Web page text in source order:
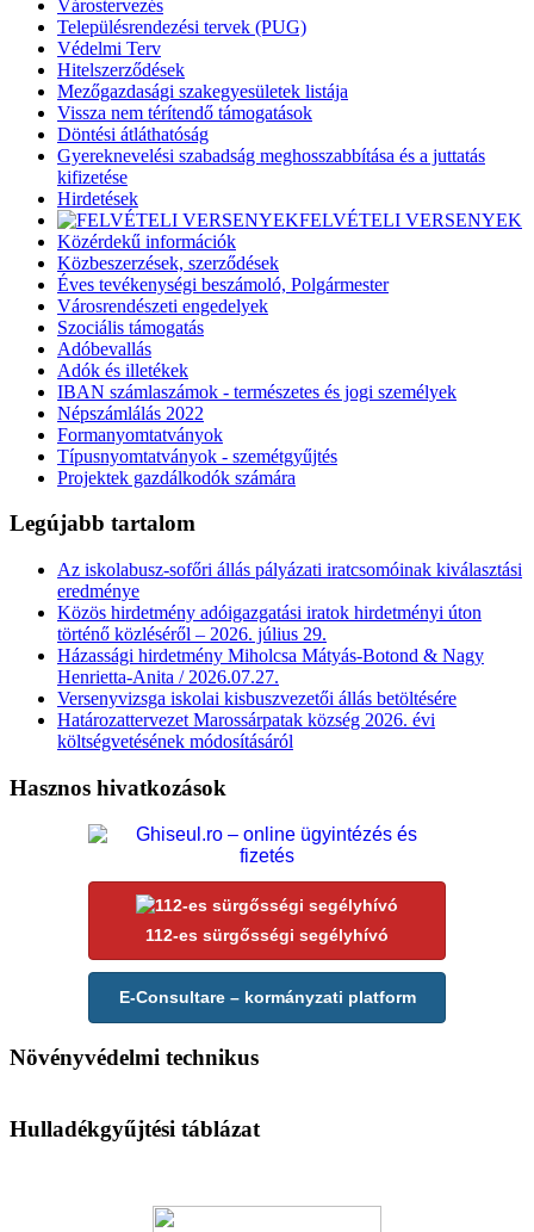
Várostervezés
Településrendezési tervek (PUG)
Védelmi Terv
Hitelszerződések
Mezőgazdasági szakegyesületek listája
Vissza nem térítendő támogatások
Döntési átláthatóság
Gyereknevelési szabadság meghosszabbítása és a juttatás
kifizetése
Hirdetések
FELVÉTELI VERSENYEK
Közérdekű információk
Közbeszerzések, szerződések
Éves tevékenységi beszámoló, Polgármester
Városrendészeti engedelyek
Szociális támogatás
Adóbevallás
Adók és illetékek
IBAN számlaszámok - természetes és jogi személyek
Népszámlálás 2022
Formanyomtatványok
Típusnyomtatványok - szemétgyűjtés
Projektek gazdálkodók számára
Legújabb tartalom
Az iskolabusz-sofőri állás pályázati iratcsomóinak kiválasztási
eredménye
Közös hirdetmény adóigazgatási iratok hirdetményi úton
történő közléséről – 2026. július 29.
Házassági hirdetmény Miholcsa Mátyás-Botond & Nagy
Henrietta-Anita / 2026.07.27.
Versenyvizsga iskolai kisbuszvezetői állás betöltésére
Határozattervezet Marossárpatak község 2026. évi
költségvetésének módosításáról
Hasznos hivatkozások
112-es sürgősségi segélyhívó
E-Consultare – kormányzati platform
Növényvédelmi technikus
Hulladékgyűjtési táblázat